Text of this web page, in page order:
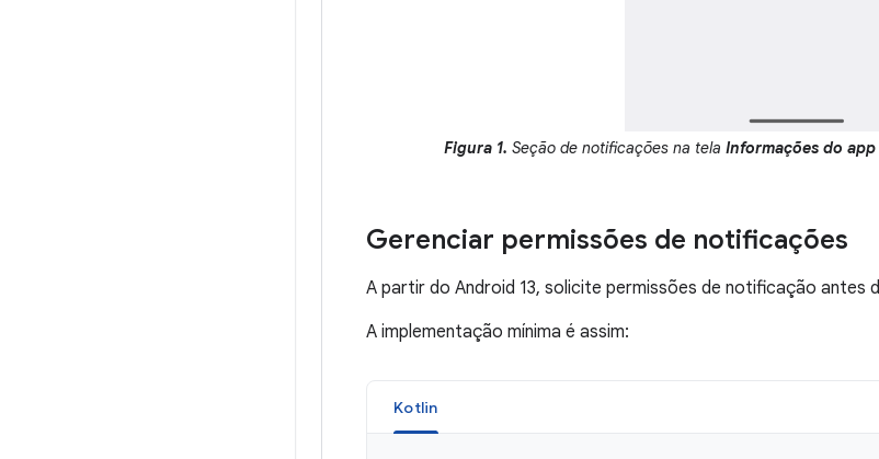
Figura 1. Seção de notificações na tela Informações do app
Gerenciar permissões de notificações
A partir do Android 13, solicite permissões de notificação antes
A implementação mínima é assim:
Kotlin